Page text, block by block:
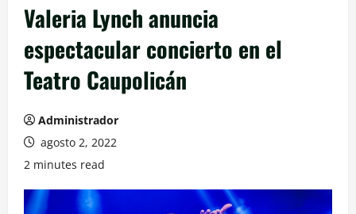
Valeria Lynch anuncia
espectacular concierto en el
Teatro Caupolicán
Administrador
agosto 2, 2022
2 minutes read